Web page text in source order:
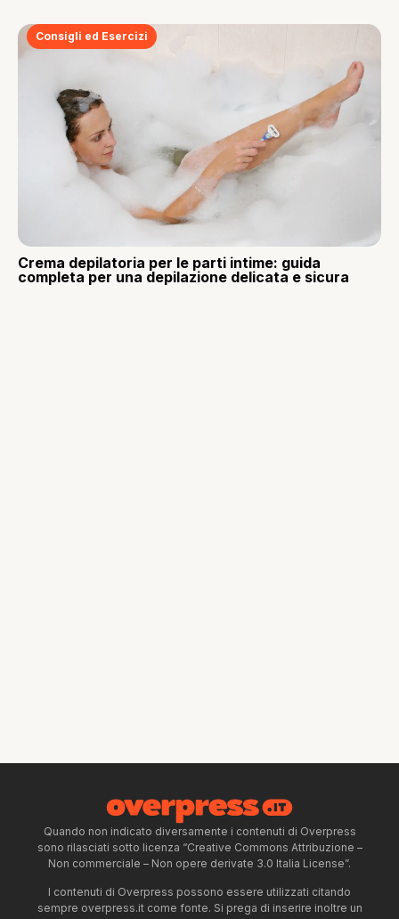
Consigli ed Esercizi
Crema depilatoria per le parti intime: guida
completa per una depilazione delicata e sicura
Quando non indicato diversamente i contenuti di Overpress
sono rilasciati sotto licenza “Creative Commons Attribuzione –
Non commerciale – Non opere derivate 3.0 Italia License”.
I contenuti di Overpress possono essere utilizzati citando
sempre overpress.it come fonte. Si prega di inserire inoltre un